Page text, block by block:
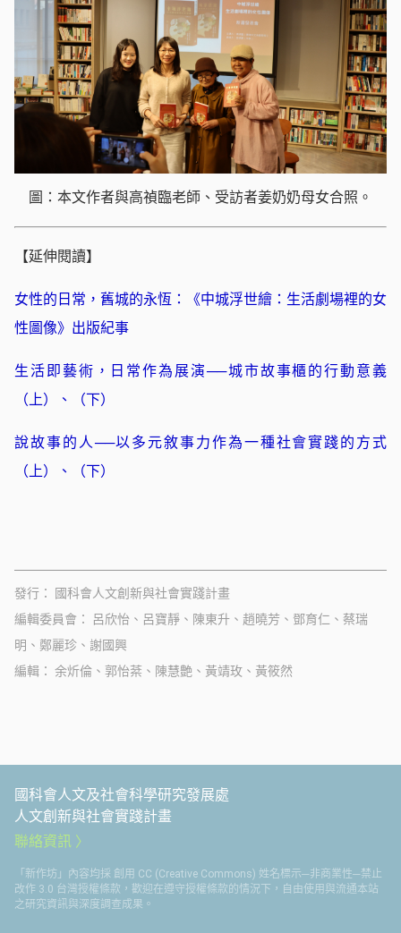
圖：本文作者與高禎臨老師、受訪者姜奶奶母女合照。
【延伸閱讀】
女性的日常，舊城的永恆：《中城浮世繪：生活劇場裡的女
性圖像》出版紀事
生活即藝術，日常作為展演──城市故事櫃的行動意義
（上）
、（下）
說故事的人──以多元敘事力作為一種社會實踐的方式
（上）
、（下）
發行
國科會人文創新與社會實踐計畫
編輯委員會
呂欣怡、呂寶靜、陳東升、趙曉芳、鄧育仁、蔡瑞
明、鄭麗珍、謝國興
編輯
余炘倫、郭怡棻、陳慧艶、黃靖玫、黃筱然
國科會人文及社會科學研究發展處
人文創新與社會實踐計畫
聯絡資訊
「新作坊」內容均採 創用 CC (Creative Commons) 姓名標示─非商業性─禁止
改作 3.0 台灣授權條款，歡迎在遵守授權條款的情況下，自由使用與流通本站
之研究資訊與深度調查成果。